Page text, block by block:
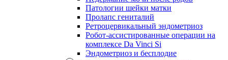
Патологии шейки матки
Пролапс гениталий
Ретроцервикальный эндометриоз
Робот-ассистированные операции на
комплексе Da Vinci Si
Эндометриоз и бесплодие